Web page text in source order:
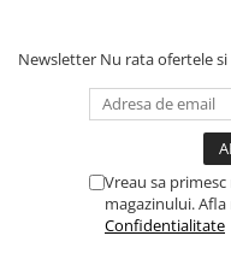
Newsletter Nu rata ofertele
Vreau sa
magazinului.
Confidentialitate